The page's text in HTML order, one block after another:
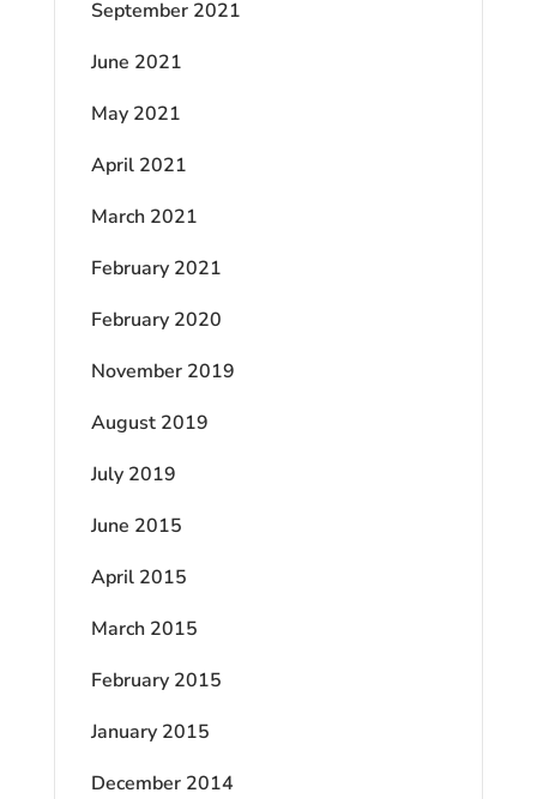
September 2021
June 2021
May 2021
April 2021
March 2021
February 2021
February 2020
November 2019
August 2019
July 2019
June 2015
April 2015
March 2015
February 2015
January 2015
December 2014